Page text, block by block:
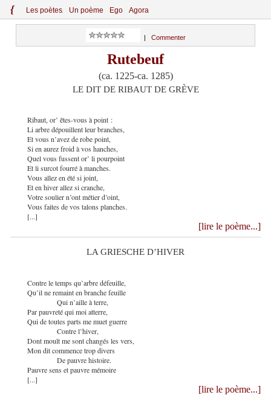
{ Les poètes Un poème Ego Agora
Commenter
Rutebeuf
(ca. 1225-ca. 1285)
LE DIT DE RIBAUT DE GRÈVE
Ribaut, or’ êtes-vous à point :
Li arbre dépouillent leur branches,
Et vous n’avez de robe point,
Si en aurez froid à vos hanches,
Quel vous fussent or’ li pourpoint
Et li surcot fourré à manches.
Vous allez en été si joint,
Et en hiver allez si cranche,
Votre soulier n’ont métier d’oint,
Vous faites de vos talons planches.
[...]
[lire le poème...]
LA GRIESCHE D’HIVER
Contre le temps qu’arbre défeuille,
Qu’il ne remaint en branche feuille
Qui n’aille à terre,
Par pauvreté qui moi atterre,
Qui de toutes parts me muet guerre
Contre l’hiver,
Dont moult me sont changés les vers,
Mon dit commence trop divers
De pauvre histoire.
Pauvre sens et pauvre mémoire
[...]
[lire le poème...]